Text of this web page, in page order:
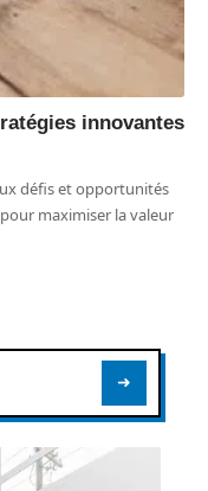
innovantes
défis et opportunités
maximiser la valeur